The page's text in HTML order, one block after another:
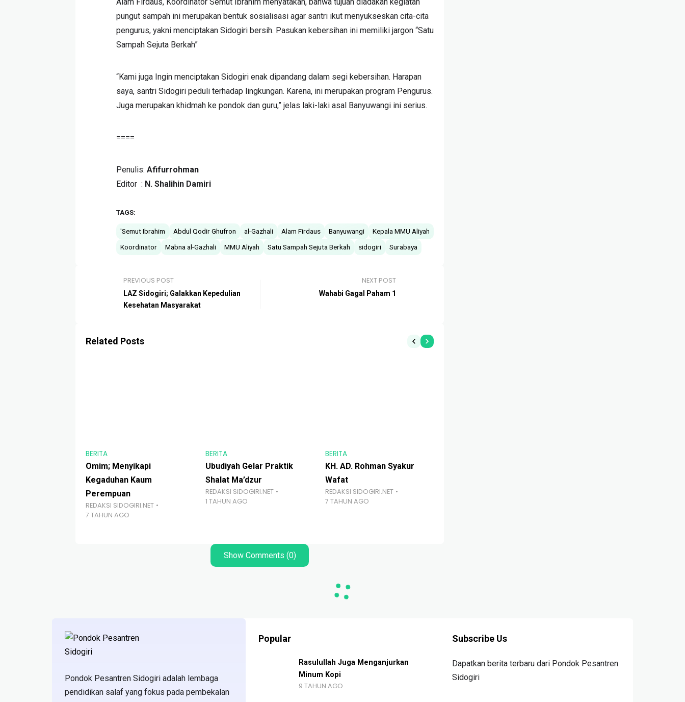
pungut sampah ini merupakan bentuk sosialisasi agar santri ikut menyukseskan cita-cita
pengurus, yakni menciptakan Sidogiri bersih. Pasukan kebersihan ini memiliki jargon “Satu
Sampah Sejuta Berkah”
“Kami juga Ingin menciptakan Sidogiri enak dipandang dalam segi kebersihan. Harapan
saya, santri Sidogiri peduli terhadap lingkungan. Karena, ini merupakan program Pengurus.
Juga merupakan khidmah ke pondok dan guru,” jelas laki-laki asal Banyuwangi ini serius.
====
Penulis: Afifurrohman
Editor : N. Shalihin Damiri
TAGS:
'Semut Ibrahim Abdul Qodir Ghufron al-Gazhali Alam Firdaus Banyuwangi
Kepala MMU Aliyah
Koordinator
Mabna al-Gazhali MMU Aliyah Satu Sampah Sejuta Berkah sidogiri Surabaya
PREVIOUS POST
LAZ Sidogiri; Galakkan Kepedulian
Kesehatan Masyarakat
NEXT POST
Wahabi Gagal Paham 1
Related Posts
BERITA
Omim; Menyikapi
Kegaduhan Kaum
Perempuan
REDAKSI SIDOGIRI.NET
7 TAHUN AGO
BERITA
Ubudiyah Gelar Praktik
Shalat Ma’dzur
REDAKSI SIDOGIRI.NET
1 TAHUN AGO
BERITA
KH. AD. Rohman Syakur
Wafat
REDAKSI SIDOGIRI.NET
7 TAHUN AGO
Show Comments (0)
Pondok Pesantren Sidogiri adalah lembaga
pendidikan salaf yang fokus pada pembekalan
Popular
Rasulullah Juga Menganjurkan
Minum Kopi
9 TAHUN AGO
Subscribe Us
Dapatkan berita terbaru dari Pondok Pesantren
Sidogiri